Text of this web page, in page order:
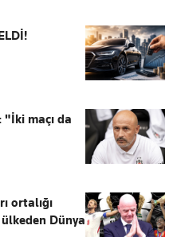
"İki maçı da
ortalığı
ülkeden Dünya